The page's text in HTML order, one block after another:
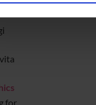
dei dati web,
for